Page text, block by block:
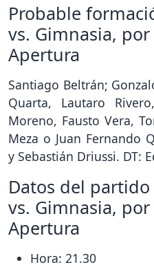
Probable
vs. Gimnasia,
Apertura
Santiago Beltrán;
Quarta, Lautaro
Moreno, Fausto Vera,
Meza o Juan Fernando
y Sebastián Driussi. DT:
Datos del
vs. Gimnasia,
Apertura
Hora: 21.30